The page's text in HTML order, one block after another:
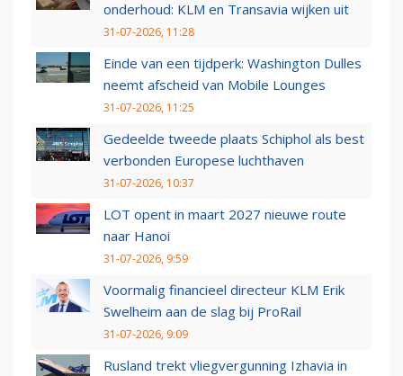
onderhoud: KLM en Transavia wijken uit
31-07-2026, 11:28
Einde van een tijdperk: Washington Dulles
neemt afscheid van Mobile Lounges
31-07-2026, 11:25
Gedeelde tweede plaats Schiphol als best
verbonden Europese luchthaven
31-07-2026, 10:37
LOT opent in maart 2027 nieuwe route
naar Hanoi
31-07-2026, 9:59
Voormalig financieel directeur KLM Erik
Swelheim aan de slag bij ProRail
31-07-2026, 9:09
Rusland trekt vliegvergunning Izhavia in